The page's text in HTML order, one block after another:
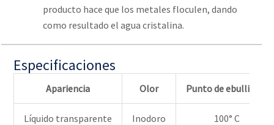
producto hace que los metales floculen, dando
como resultado el agua cristalina.
Especificaciones
Apariencia Olor Punto de ebullición
Líquido transparente Inodoro 100° C